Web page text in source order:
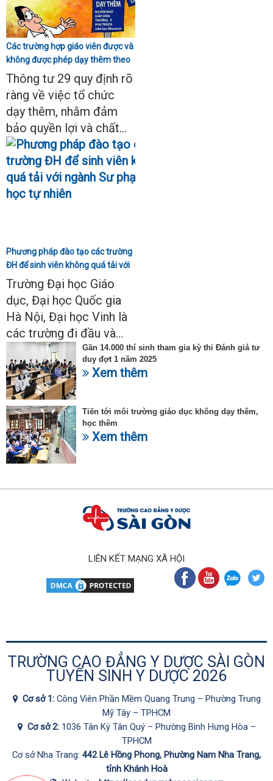
Các trường hợp giáo viên được và
không được phép dạy thêm theo
Thông tư 29
Thông tư 29 quy định rõ
ràng về việc tổ chức
dạy thêm, nhằm đảm
bảo quyền lợi và chất...
Phương pháp đào tạo các trường
ĐH để sinh viên không quá tải với
ngành Sư phạm Khoa học tự
nhiên
Trường Đại học Giáo
dục, Đại học Quốc gia
Hà Nội, Đại học Vinh là
các trường đi đầu và...
Gần 14.000 thí sinh tham gia kỳ thi Đánh giá tư
duy đợt 1 năm 2025
Xem thêm
Tiến tới môi trường giáo dục không dạy thêm,
học thêm
Xem thêm
LIÊN KẾT MẠNG XÃ HỘI
TRƯỜNG CAO ĐẲNG Y DƯỢC SÀI GÒN
TUYỂN SINH Y DƯỢC 2026
Cơ sở 1: Công Viên Phần Mềm Quang Trung – Phường Trung
Mỹ Tây – TPHCM
Cơ sở 2: 1036 Tân Kỳ Tân Quý – Phường Bình Hưng Hòa –
TPHCM
Cơ sở Nha Trang: 442 Lê Hồng Phong, Phường Nam Nha Trang,
tỉnh Khánh Hoà